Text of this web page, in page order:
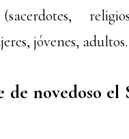
jóvenes,
de novedoso el